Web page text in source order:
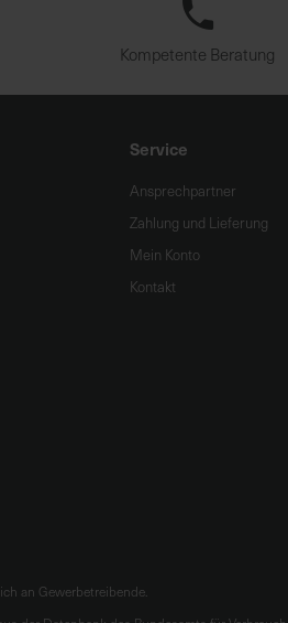
Kompetente Beratung
Service
Ansprechpartner
Zahlung und Lieferung
Mein Konto
Kontakt
an Gewerbetreibende.